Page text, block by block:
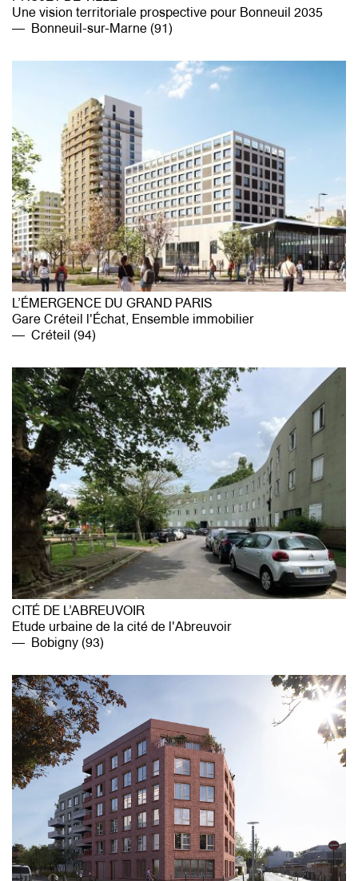
Une vision territoriale prospective pour Bonneuil 2035
Bonneuil-sur-Marne (91)
L’ÉMERGENCE DU GRAND PARIS
Gare Créteil l'Échat, Ensemble immobilier
Créteil (94)
CITÉ DE L’ABREUVOIR
Etude urbaine de la cité de l'Abreuvoir
Bobigny (93)